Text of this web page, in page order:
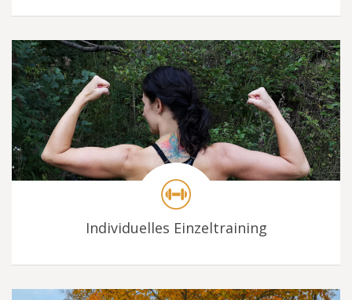
Individuelles Einzeltraining